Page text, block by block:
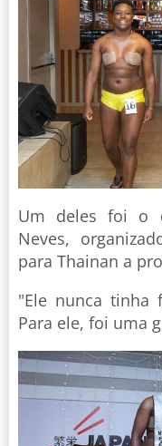
Um deles foi o
Neves,
para Thainan a
"Ele nunca tinha
Para ele, foi uma